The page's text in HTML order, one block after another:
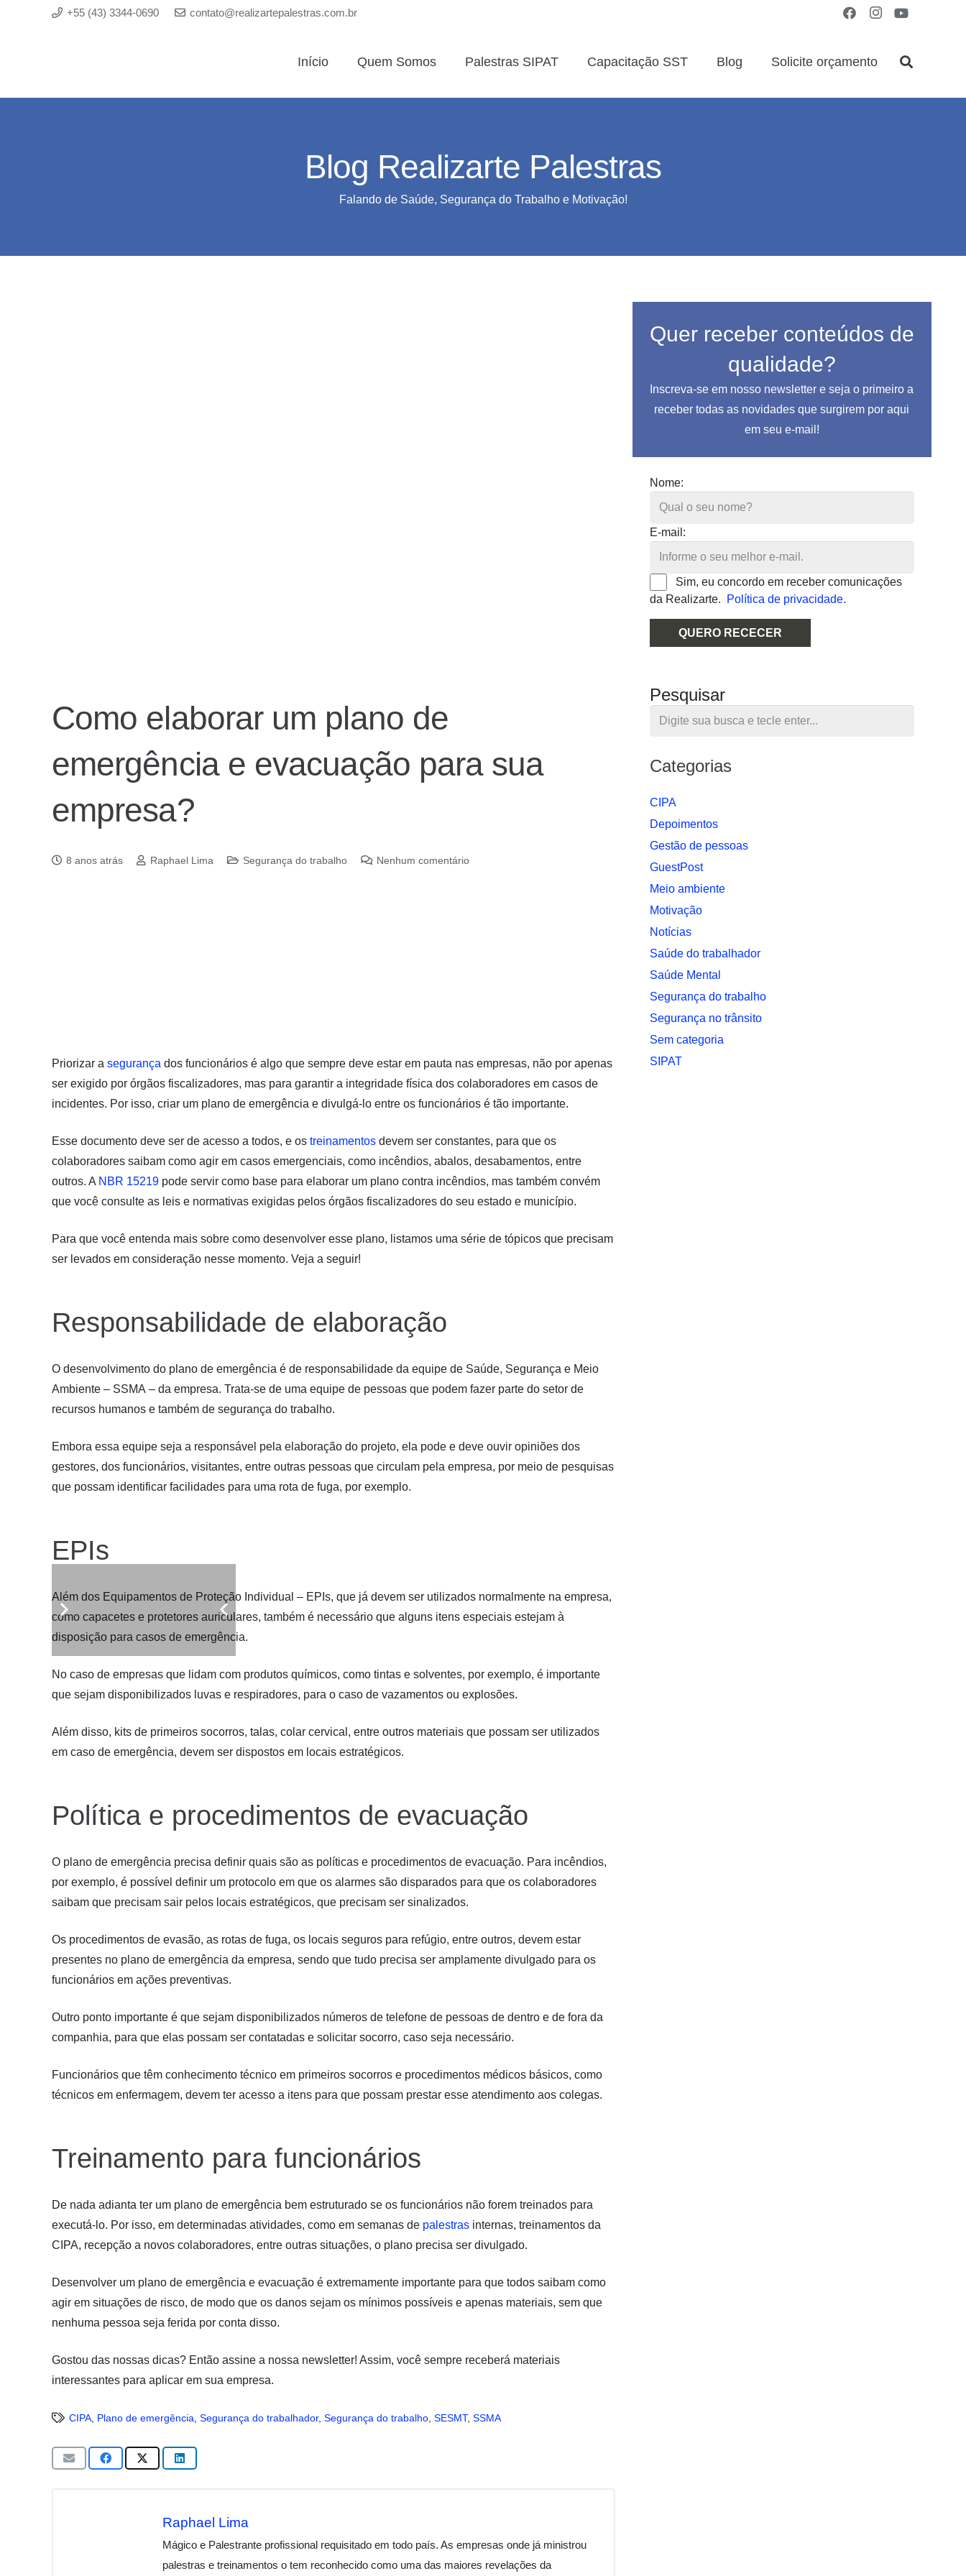
+55 (43) 3344-0690 contato@realizartepalestras.com.br
Início Quem Somos Palestras SIPAT Capacitação SST Blog Solicite orçamento
Blog Realizarte Palestras
Falando de Saúde, Segurança do Trabalho e Motivação!
Como elaborar um plano de
emergência e evacuação para sua
empresa?
8 anos atrás Raphael Lima Segurança do trabalho Nenhum comentário
Priorizar a segurança dos funcionários é algo que sempre deve estar em pauta nas empresas, não por apenas
ser exigido por órgãos fiscalizadores, mas para garantir a integridade física dos colaboradores em casos de
incidentes. Por isso, criar um plano de emergência e divulgá-lo entre os funcionários é tão importante.
Esse documento deve ser de acesso a todos, e os treinamentos devem ser constantes, para que os
colaboradores saibam como agir em casos emergenciais, como incêndios, abalos, desabamentos, entre
outros. A NBR 15219 pode servir como base para elaborar um plano contra incêndios, mas também convém
que você consulte as leis e normativas exigidas pelos órgãos fiscalizadores do seu estado e município.
Para que você entenda mais sobre como desenvolver esse plano, listamos uma série de tópicos que precisam
ser levados em consideração nesse momento. Veja a seguir!
Responsabilidade de elaboração
O desenvolvimento do plano de emergência é de responsabilidade da equipe de Saúde, Segurança e Meio
Ambiente – SSMA – da empresa. Trata-se de uma equipe de pessoas que podem fazer parte do setor de
recursos humanos e também de segurança do trabalho.
Embora essa equipe seja a responsável pela elaboração do projeto, ela pode e deve ouvir opiniões dos
gestores, dos funcionários, visitantes, entre outras pessoas que circulam pela empresa, por meio de pesquisas
que possam identificar facilidades para uma rota de fuga, por exemplo.
EPIs
Além dos Equipamentos de Proteção Individual – EPIs, que já devem ser utilizados normalmente na empresa,
como capacetes e protetores auriculares, também é necessário que alguns itens especiais estejam à
disposição para casos de emergência.
No caso de empresas que lidam com produtos químicos, como tintas e solventes, por exemplo, é importante
que sejam disponibilizados luvas e respiradores, para o caso de vazamentos ou explosões.
Além disso, kits de primeiros socorros, talas, colar cervical, entre outros materiais que possam ser utilizados
em caso de emergência, devem ser dispostos em locais estratégicos.
Política e procedimentos de evacuação
O plano de emergência precisa definir quais são as políticas e procedimentos de evacuação. Para incêndios,
por exemplo, é possível definir um protocolo em que os alarmes são disparados para que os colaboradores
saibam que precisam sair pelos locais estratégicos, que precisam ser sinalizados.
Os procedimentos de evasão, as rotas de fuga, os locais seguros para refúgio, entre outros, devem estar
presentes no plano de emergência da empresa, sendo que tudo precisa ser amplamente divulgado para os
funcionários em ações preventivas.
Outro ponto importante é que sejam disponibilizados números de telefone de pessoas de dentro e de fora da
companhia, para que elas possam ser contatadas e solicitar socorro, caso seja necessário.
Funcionários que têm conhecimento técnico em primeiros socorros e procedimentos médicos básicos, como
técnicos em enfermagem, devem ter acesso a itens para que possam prestar esse atendimento aos colegas.
Treinamento para funcionários
De nada adianta ter um plano de emergência bem estruturado se os funcionários não forem treinados para
executá-lo. Por isso, em determinadas atividades, como em semanas de palestras internas, treinamentos da
CIPA, recepção a novos colaboradores, entre outras situações, o plano precisa ser divulgado.
Desenvolver um plano de emergência e evacuação é extremamente importante para que todos saibam como
agir em situações de risco, de modo que os danos sejam os mínimos possíveis e apenas materiais, sem que
nenhuma pessoa seja ferida por conta disso.
Gostou das nossas dicas? Então assine a nossa newsletter! Assim, você sempre receberá materiais
interessantes para aplicar em sua empresa.
Quer receber conteúdos de
qualidade?
Inscreva-se em nosso newsletter e seja o primeiro a
receber todas as novidades que surgirem por aqui
em seu e-mail!
Nome:
E-mail:
Sim, eu concordo em receber comunicações
da Realizarte.
Política de privacidade.
QUERO RECECER
Pesquisar
Categorias
CIPA
Depoimentos
Gestão de pessoas
GuestPost
Meio ambiente
Motivação
Notí­cias
Saúde do trabalhador
Saúde Mental
Segurança do trabalho
Segurança no trânsito
Sem categoria
SIPAT
CIPA, Plano de emergência, Segurança do trabalhador, Segurança do trabalho, SESMT, SSMA
Raphael Lima
Mágico e Palestrante profissional requisitado em todo país. As empresas onde já ministrou
palestras e treinamentos o tem reconhecido como uma das maiores revelações da